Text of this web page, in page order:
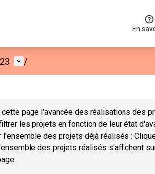
En
Menu utilisateur
/
cette page l'avancée des réalisations des
les projets en fonction de leur état
l'ensemble des projets déjà réalisés :
des projets réalisés s'affichent